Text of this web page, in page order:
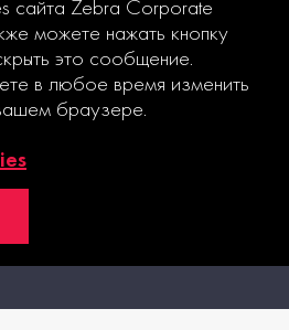
сайта Zebra Corporate
можете нажать кнопку
это сообщение.
в любое время изменить
браузере.